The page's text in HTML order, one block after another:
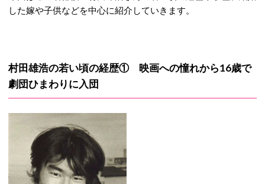
した嫁や子供などを中心に紹介していきます。
村田雄浩の若い頃の経歴① 映画への憧れから16歳で
劇団ひまわりに入団